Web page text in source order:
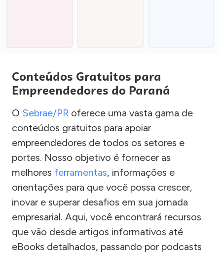
Conteúdos Gratuitos para
Empreendedores do Paraná
O Sebrae/PR oferece uma vasta gama de
conteúdos gratuitos para apoiar
empreendedores de todos os setores e
portes. Nosso objetivo é fornecer as
melhores ferramentas, informações e
orientações para que você possa crescer,
inovar e superar desafios em sua jornada
empresarial. Aqui, você encontrará recursos
que vão desde artigos informativos até
eBooks detalhados, passando por podcasts